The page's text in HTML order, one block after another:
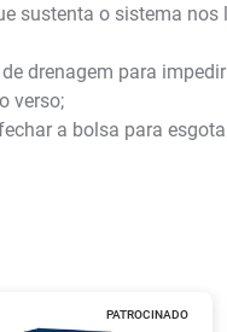
sustenta o sistema nos
drenagem para
verso;
a bolsa para
PATROCINADO